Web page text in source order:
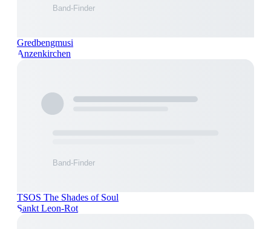
Gredbengmusi
Anzenkirchen
TSOS The Shades of Soul
Sankt Leon-Rot